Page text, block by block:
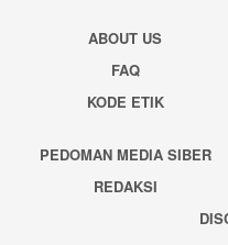
ABOUT US
FAQ
KODE ETIK
PEDOMAN MEDIA SIBER
REDAKSI